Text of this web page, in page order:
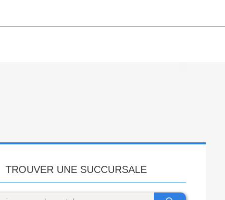
TROUVER UNE SUCCURSALE